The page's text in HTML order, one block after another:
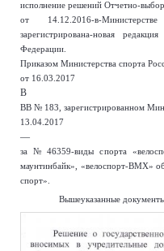
исполнение решений Отчетно-
от 14.12.2016-в-
зарегистрирована-новая
Федерации.
Приказом Министерства спорта
от 16.03.2017
В
ВВ № 183, зарегистрированном
13.04.2017
—
за № 46359-виды спорта
маунтинбайк», «велоспорт-ВМХ»
спорт».
Вышеуказанные